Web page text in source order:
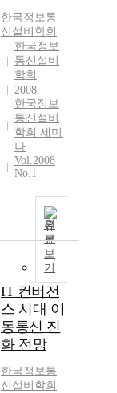
한국정보통
신설비학회
한국정보
통신설비
학회
2008
한국정보
통신설비
학회 세미
나
Vol.2008
No.1
원
문
보
기
IT 컨버전
스 시대 이
동통신 진
화 전망
한국정보통
신설비학회